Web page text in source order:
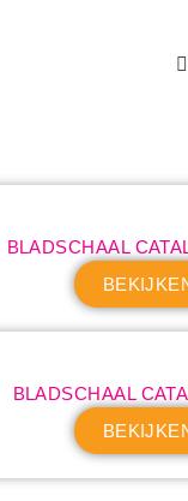
BLADSCHAAL
BLADSCHAAL